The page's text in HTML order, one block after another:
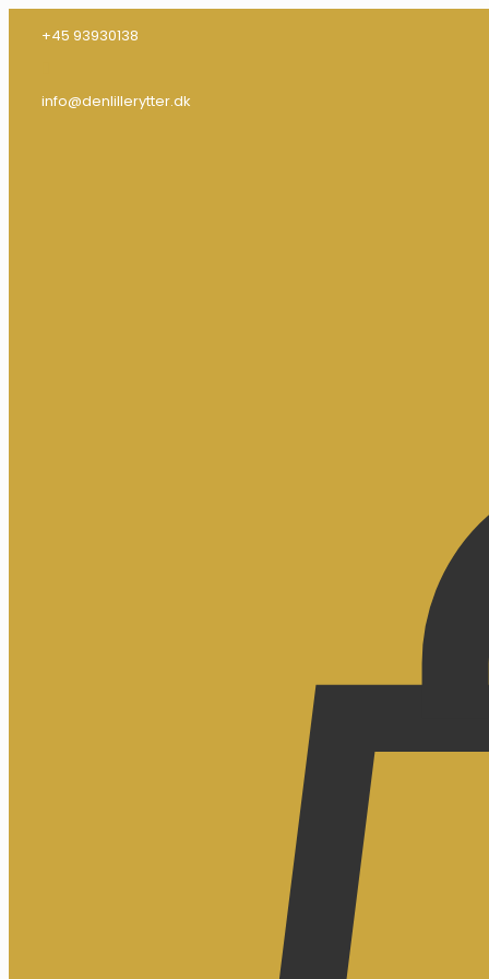
+45 93930138
info@denlillerytter.dk